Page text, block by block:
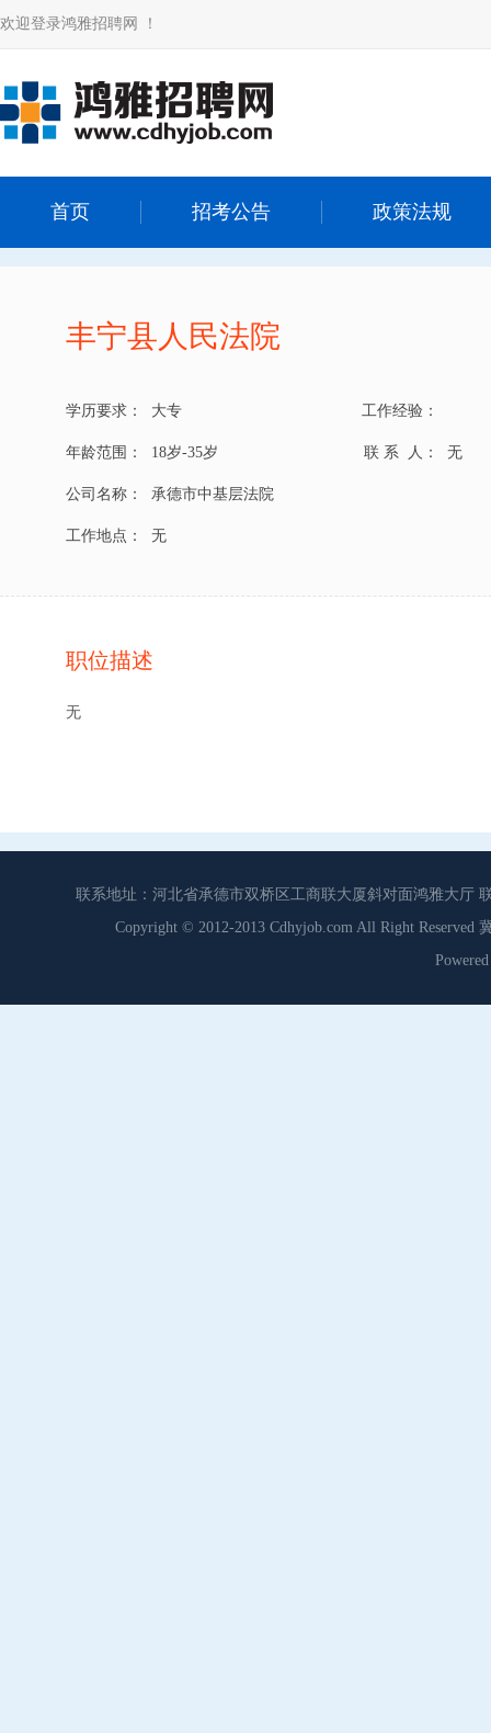
欢迎登录鸿雅招聘网 ！
首页 招考公告 政策法规
丰宁县人民法院
学历要求： 大专 工作经验：
年龄范围： 18岁-35岁 联 系 人： 无
公司名称： 承德市中基层法院
工作地点： 无
职位描述
无
联系地址：河北省承德市双桥区工商联大厦斜对面鸿雅大厅
Copyright © 2012-2013 Cdhyjob.com All Right Reserved